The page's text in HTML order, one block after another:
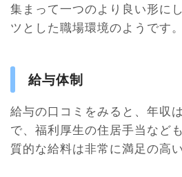
集まって一つのより良い形に
ツとした職場環境のようです。
給与体制
給与の口コミをみると、年収
で、福利厚生の住居手当など
質的な給料は非常に満足の高